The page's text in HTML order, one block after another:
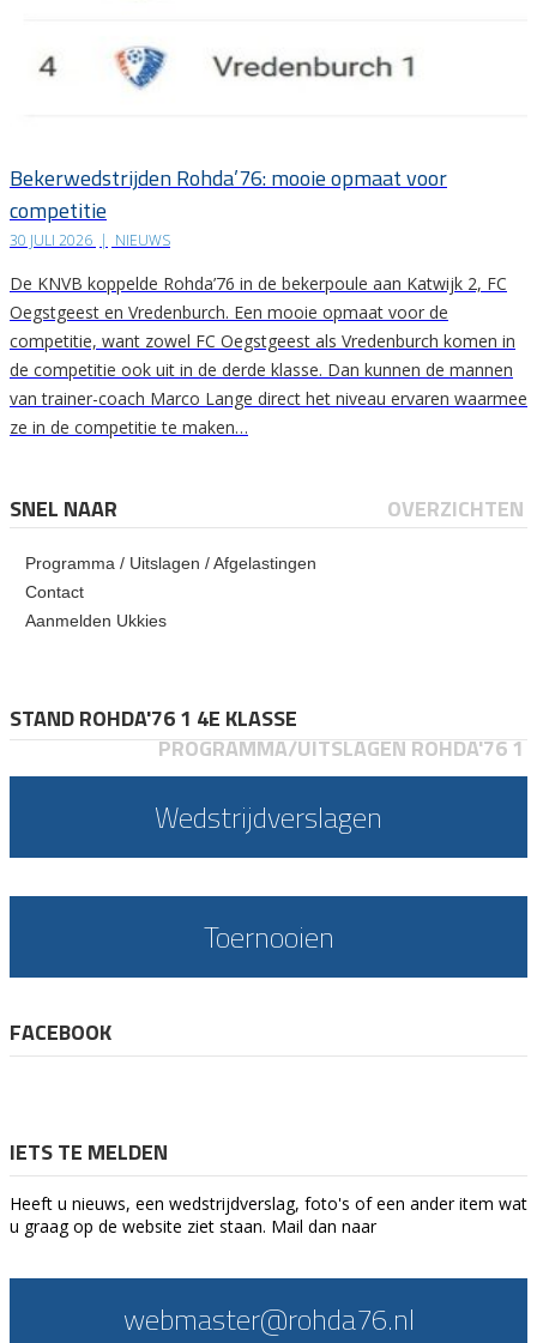
Bekerwedstrijden Rohda’76: mooie opmaat voor
competitie
30 JULI 2026 | NIEUWS
De KNVB koppelde Rohda’76 in de bekerpoule aan Katwijk 2, FC
Oegstgeest en Vredenburch. Een mooie opmaat voor de
competitie, want zowel FC Oegstgeest als Vredenburch komen in
de competitie ook uit in de derde klasse. Dan kunnen de mannen
van trainer-coach Marco Lange direct het niveau ervaren waarmee
ze in de competitie te maken…
SNEL NAAR OVERZICHTEN
Programma / Uitslagen / Afgelastingen
Contact
Aanmelden Ukkies
STAND ROHDA'76 1 4E KLASSE
PROGRAMMA/UITSLAGEN ROHDA'76 1
Wedstrijdverslagen
Toernooien
FACEBOOK
IETS TE MELDEN
Heeft u nieuws, een wedstrijdverslag, foto's of een ander item wat
u graag op de website ziet staan. Mail dan naar
webmaster@rohda76.nl